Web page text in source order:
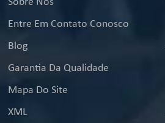
Entre Em Contato Conosco
Blog
Garantia Da Qualidade
Mapa Do Site
XML